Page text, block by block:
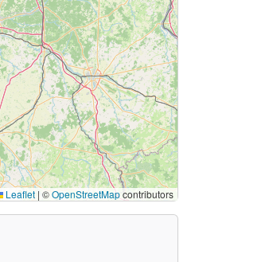
Leaflet | ©OpenStreetMapcontributors